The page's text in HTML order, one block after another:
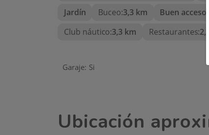
Jardín
Buceo:3,3 km Buen acceso
Club náutico:3,3 km Restaurantes:
Garaje: Si
Ubicación